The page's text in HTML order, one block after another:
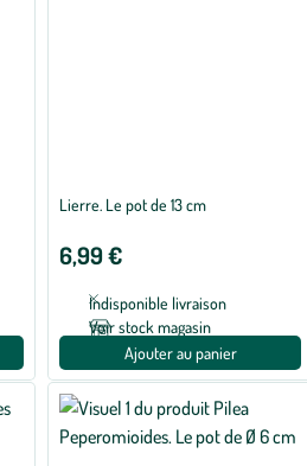
Lierre. Le pot de 13 cm
6,99 €
Indisponible livraison
Voir stock magasin
Ajouter au panier